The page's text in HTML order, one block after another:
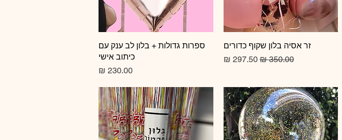
תצוגה מהירה
זר אסיה בלון שקוף כדורים
מחיר רגיל‏350.00 ‏₪ מחיר מבצע‏297.50 ‏₪
תצוגה מהירה
ספרות גדולות + בלון לב ענק עם
כיתוב אישי
מחיר